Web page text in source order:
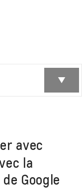
avec
la
Google